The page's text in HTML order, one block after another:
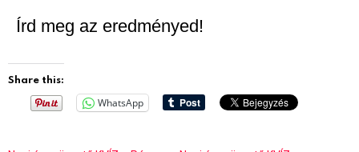
Írd meg az eredményed!
Share this:
WhatsApp